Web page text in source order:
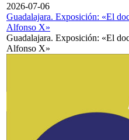
2026-07-06
Guadalajara. Exposición: «El
Alfonso X»
Guadalajara. Exposición: «El
Alfonso X»